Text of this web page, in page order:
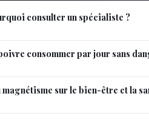
consulter un spécialiste ?
consommer par jour sans
sur le bien-être et la